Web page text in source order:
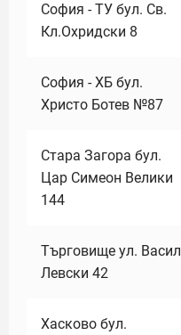
София - ТУ бул. Св.
Кл.Охридски 8
София - ХБ бул.
Христо Ботев №87
Стара Загора бул.
Цар Симеон Велики
144
Търговище ул. Васил
Левски 42
Хасково бул.